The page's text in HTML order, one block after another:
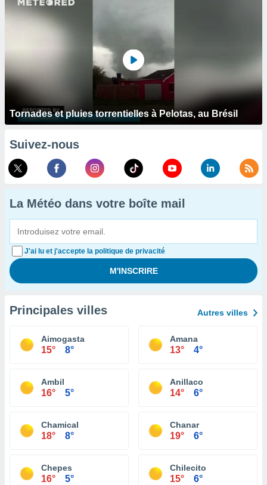
Tornades et pluies torrentielles à Pelotas, au Brésil
Suivez-nous
La Météo dans votre boîte mail
J'ai lu et j'accepte la politique de privacité
Principales villes Autres villes
Aimogasta
15° 8°
Amana
13° 4°
Ambil
16° 5°
Anillaco
14° 6°
Chamical
18° 8°
Chanar
19° 6°
Chepes
16° 5°
Chilecito
15° 6°